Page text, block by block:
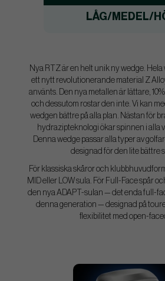
LÅG/MEDEL/
Nya RTZ är en helt unik ny wedge.
ett nytt revolutionerande material Z
använts. Den nya metallen är lättare,
och dessutom rostar den inte. Vi kan
wedgen bättre på alla plan. Nästan för
hydrazipteknologi ökar spinnen i alla
Denna wedge passar alla typer av
designad för den lite bättre
För klassiska skåror och
MID eller LOW sula. För Full-Face spår
den nya ADAPT-sulan — det enda full-
denna generation — designad på
flexibilitet med open-